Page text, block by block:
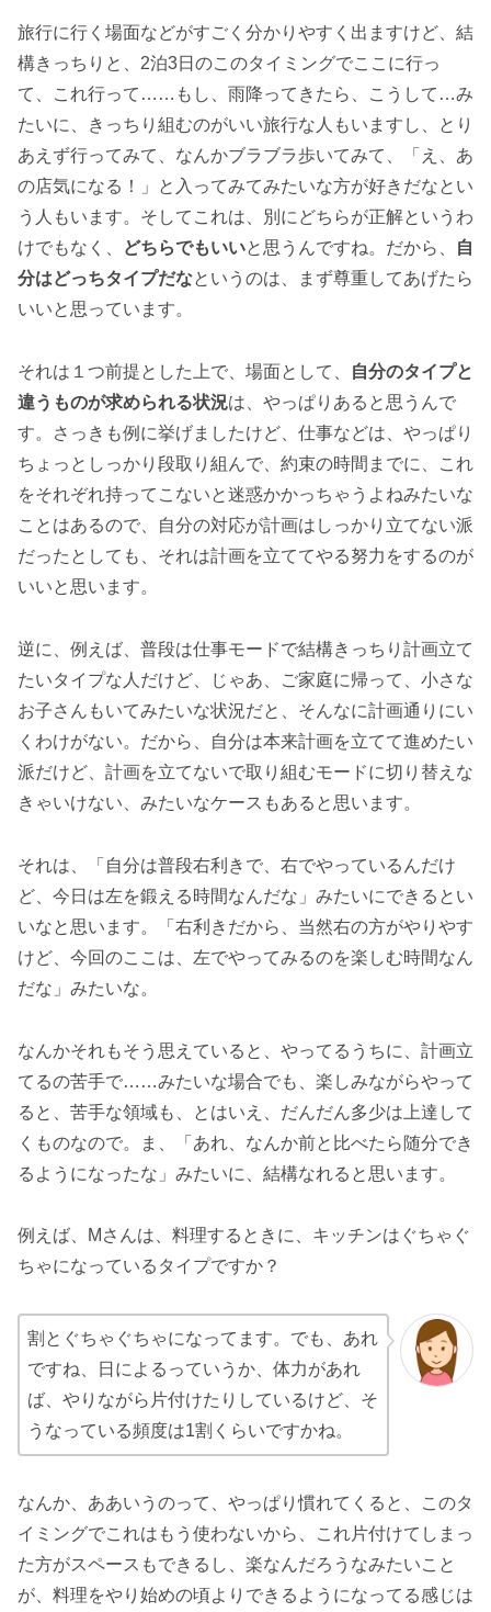
旅行に行く場面などがすごく分かりやすく出ますけど、結
構きっちりと、2泊3日のこのタイミングでここに行っ
て、これ行って……もし、雨降ってきたら、こうして…み
たいに、きっちり組むのがいい旅行な人もいますし、とり
あえず行ってみて、なんかブラブラ歩いてみて、「え、あ
の店気になる！」と入ってみてみたいな方が好きだなとい
う人もいます。そしてこれは、別にどちらが正解というわ
けでもなく、
どちらでもいいと思うんですね。だから、
自
分はどっちタイプだなというのは、まず尊重してあげたら
いいと思っています。
それは１つ前提とした上で、場面として、
自分のタイプと
違うものが求められる状況は、やっぱりあると思うんで
す。さっきも例に挙げましたけど、仕事などは、やっぱり
ちょっとしっかり段取り組んで、約束の時間までに、これ
をそれぞれ持ってこないと迷惑かかっちゃうよねみたいな
ことはあるので、自分の対応が計画はしっかり立てない派
だったとしても、それは計画を立ててやる努力をするのが
いいと思います。
逆に、例えば、普段は仕事モードで結構きっちり計画立て
たいタイプな人だけど、じゃあ、ご家庭に帰って、小さな
お子さんもいてみたいな状況だと、そんなに計画通りにい
くわけがない。だから、自分は本来計画を立てて進めたい
派だけど、計画を立てないで取り組むモードに切り替えな
きゃいけない、みたいなケースもあると思います。
それは、「自分は普段右利きで、右でやっているんだけ
ど、今日は左を鍛える時間なんだな」みたいにできるとい
いなと思います。「右利きだから、当然右の方がやりやす
けど、今回のここは、左でやってみるのを楽しむ時間なん
だな」みたいな。
なんかそれもそう思えていると、やってるうちに、計画立
てるの苦手で……みたいな場合でも、楽しみながらやって
ると、苦手な領域も、とはいえ、だんだん多少は上達して
くものなので。ま、「あれ、なんか前と比べたら随分でき
るようになったな」みたいに、結構なれると思います。
例えば、Mさんは、料理するときに、キッチンはぐちゃぐ
ちゃになっているタイプですか？
割とぐちゃぐちゃになってます。でも、あれ
ですね、日によるっていうか、体力があれ
ば、やりながら片付けたりしているけど、そ
うなっている頻度は1割くらいですかね。
なんか、ああいうのって、やっぱり慣れてくると、このタ
イミングでこれはもう使わないから、これ片付けてしまっ
た方がスペースもできるし、楽なんだろうなみたいこと
が、料理をやり始めの頃よりできるようになってる感じは